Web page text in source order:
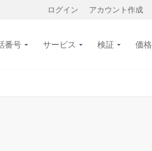
ログイン アカウント作成
番号 サービス 検証 価格